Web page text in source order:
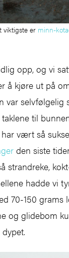
viktigste er minn-
opp, og vi
å kjøre ut på
var
til
vært så
den siste
strandreke,
hadde vi
70-150 grams
og glidebom